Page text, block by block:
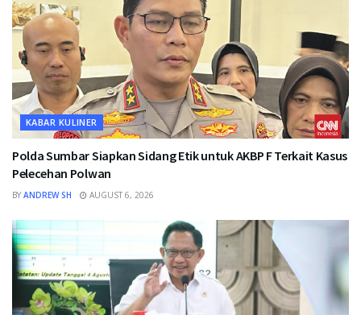
KABAR KULINER
Polda Sumbar Siapkan Sidang Etik untuk AKBP F Terkait Kasus
Pelecehan Polwan
BY ANDREW SH AUGUST 6, 2026